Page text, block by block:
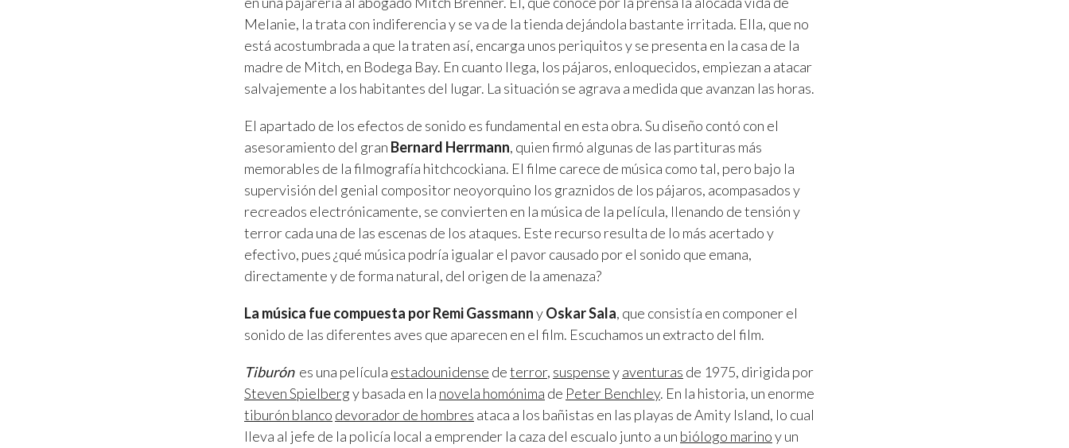
Melanie, la trata con indiferencia y se va de la tienda dejándola bastante irritada. Ella, que no
está acostumbrada a que la traten así, encarga unos periquitos y se presenta en la casa de la
madre de Mitch, en Bodega Bay. En cuanto llega, los pájaros, enloquecidos, empiezan a atacar
salvajemente a los habitantes del lugar. La situación se agrava a medida que avanzan las horas.
El apartado de los efectos de sonido es fundamental en esta obra. Su diseño contó con el
asesoramiento del gran Bernard Herrmann, quien firmó algunas de las partituras más
memorables de la filmografía hitchcockiana. El filme carece de música como tal, pero bajo la
supervisión del genial compositor neoyorquino los graznidos de los pájaros, acompasados y
recreados electrónicamente, se convierten en la música de la película, llenando de tensión y
terror cada una de las escenas de los ataques. Este recurso resulta de lo más acertado y
efectivo, pues ¿qué música podría igualar el pavor causado por el sonido que emana,
directamente y de forma natural, del origen de la amenaza?
La música fue compuesta por Remi GassmannyOskar Sala, que consistía en componer el
sonido de las diferentes aves que aparecen en el film. Escuchamos un extracto del film.
Tiburónes una película estadounidense deterror, suspenseyaventuras de 1975, dirigida por
Steven Spielbergy basada en la novela homónima de Peter Benchley. En la historia, un enorme
tiburón blanco devorador de hombres ataca a los bañistas en las playas de Amity Island, lo cual
lleva al jefe de la policía local a emprender la caza del escualo junto a un biólogo marinoy un